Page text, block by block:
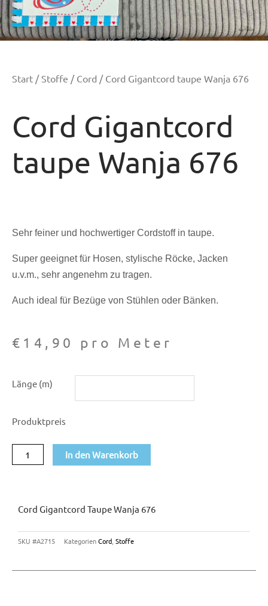
Start / Stoffe / Cord / Cord Gigantcord taupe Wanja 676
Cord Gigantcord
taupe Wanja 676
Sehr feiner und hochwertiger Cordstoff in taupe.
Super geeignet für Hosen, stylische Röcke, Jacken
u.v.m., sehr angenehm zu tragen.
Auch ideal für Bezüge von Stühlen oder Bänken.
€ 14,90 pro Meter
Länge (m)
Produktpreis
Gigantcord
Wanja
676
Menge
In den Warenkorb
Cord Gigantcord Taupe Wanja 676
SKU #A2715 KategorienCord Stoffe